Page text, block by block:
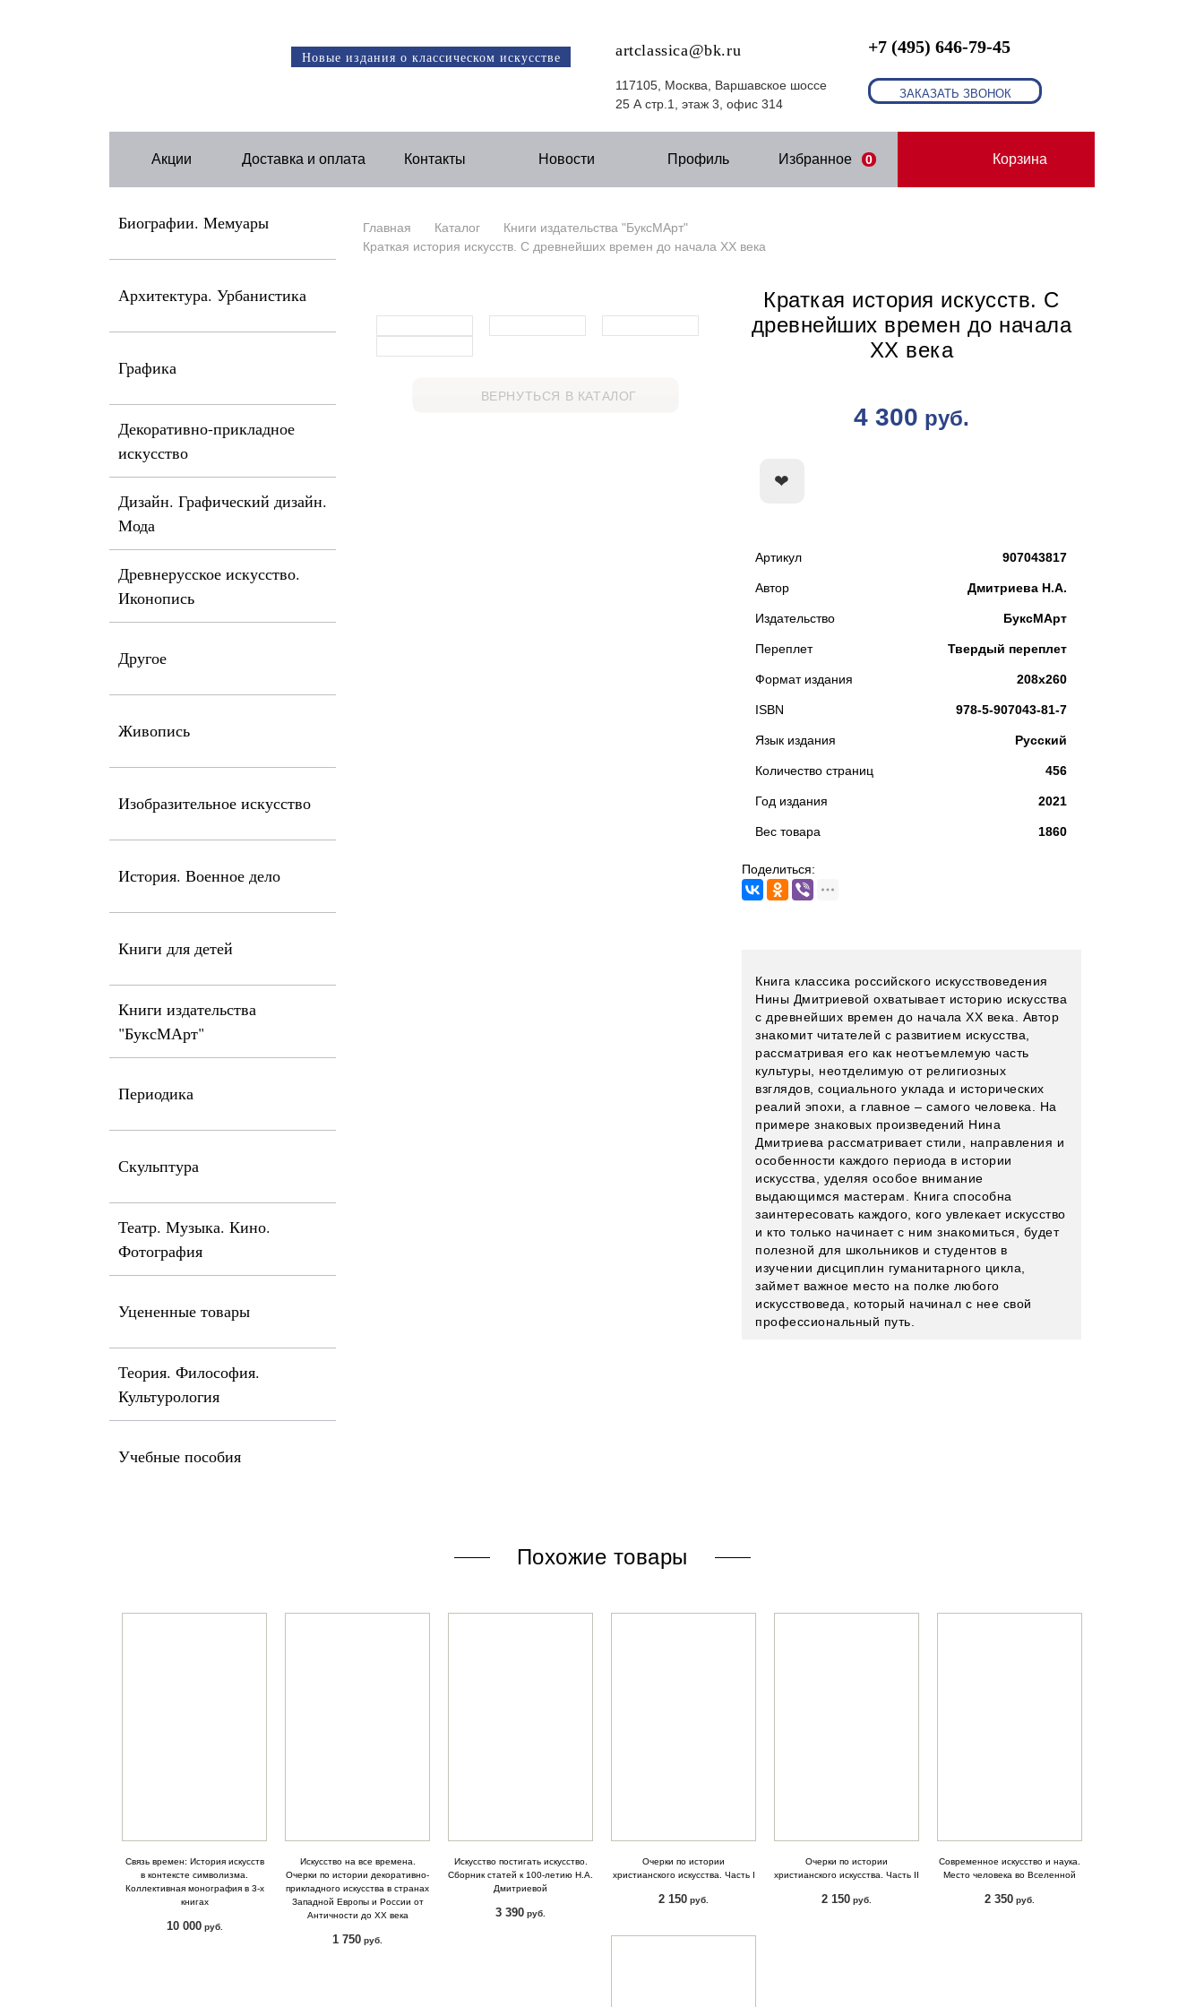
Новые издания о классическом искусстве artclassica@bk.ru
117105, Москва, Варшавское шоссе
25 А стр.1, этаж 3, офис 314
+7 (495) 646-79-45
ЗАКАЗАТЬ ЗВОНОК
Акции Доставка и оплата Контакты Новости Профиль Избранное 0 Корзина
Биографии. Мемуары
Архитектура. Урбанистика
Графика
Декоративно-прикладное
искусство
Дизайн. Графический дизайн.
Мода
Древнерусское искусство.
Иконопись
Другое
Живопись
Изобразительное искусство
История. Военное дело
Книги для детей
Книги издательства
"БуксМАрт"
Периодика
Скульптура
Театр. Музыка. Кино.
Фотография
Уцененные товары
Теория. Философия.
Культурология
Учебные пособия
Главная Каталог
Книги издательства "БуксМАрт"
Краткая история искусств. С древнейших времен до начала XX века
ВЕРНУТЬСЯ В КАТАЛОГ
Краткая история искусств. С
древнейших времен до начала
XX века
4 300 руб.
Артикул 907043817
Автор Дмитриева Н.А.
Издательство БуксМАрт
Переплет Твердый переплет
Формат издания 208х260
ISBN 978-5-907043-81-7
Язык издания Русский
Количество страниц 456
Год издания 2021
Вес товара 1860
Поделиться:
Книга классика российского искусствоведения
Нины Дмитриевой охватывает историю искусства
с древнейших времен до начала XX века. Автор
знакомит читателей с развитием искусства,
рассматривая его как неотъемлемую часть
культуры, неотделимую от религиозных
взглядов, социального уклада и исторических
реалий эпохи, а главное – самого человека. На
примере знаковых произведений Нина
Дмитриева рассматривает стили, направления и
особенности каждого периода в истории
искусства, уделяя особое внимание
выдающимся мастерам. Книга способна
заинтересовать каждого, кого увлекает искусство
и кто только начинает с ним знакомиться, будет
полезной для школьников и студентов в
изучении дисциплин гуманитарного цикла,
займет важное место на полке любого
искусствоведа, который начинал с нее свой
профессиональный путь.
Похожие товары
Связь времен: История искусств
в контексте символизма.
Коллективная монография в 3-х
книгах
10 000 руб.
Искусство на все времена.
Очерки по истории декоративно-
прикладного искусства в странах
Западной Европы и России от
Античности до ХХ века
1 750 руб.
Искусство постигать искусство.
Сборник статей к 100-летию Н.А.
Дмитриевой
3 390 руб.
Очерки по истории
христианского искусства. Часть I
2 150 руб.
Очерки по истории
христианского искусства. Часть II
2 150 руб.
Современное искусство и наука.
Место человека во Вселенной
2 350 руб.